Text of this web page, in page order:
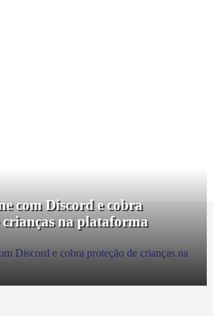
com Discord e cobra
crianças na plataforma